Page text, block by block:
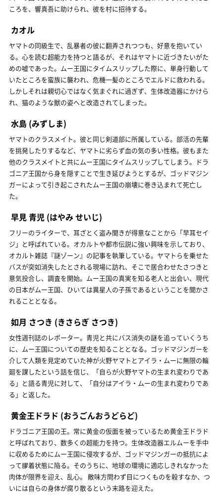
ころを、響真吾に助けられ、彼を村に招待する。
カオル
ヤマトの同級生で、乱暴者の彼に翻弄されつつも、好意を抱いてい
る。心を読む超能力を持つと語るが、それはヤマトに近づきたいがた
めの嘘であった。ムー王国にタイムスリップした際に、単身行動して
いたところを蛮族に襲われ、危機一髪のところでエルドに救われる。
しかしそれは親切心ではなく気まぐれに過ぎず、生体改造器にかけら
れ、猫のような獣の姿へと改造されてしまった。
水島 (みずしま)
ヤマトのクラスメイト。彼と同じ剣道部に所属している。部活の先輩
を挑発したりするなど、ヤマトに劣らず血の気の多い性格。彼もまた
他のクラスメイトと共にムー王国にタイムスリップしてしまう。ドラ
ゴニア王国から身を隠すことで生き延びようとするが、ゴッドマジン
ガーによって引き起こされたムー王国の崩壊に巻き込まれて死亡し
た。
早見 青児 (はやみ せいじ)
フリーのライターで、耳ざとく盗み聞きが得意なことから「早耳セイ
ジ」と呼ばれている。オカルトや都市伝説に強い興味を示しており、
オカルト雑誌『謎ゾーン』の記事を執筆している。ヤマトらを乗せた
バスが突如消失したとされる現場に訪れ、そこで居合わせたさつきと
意気投合し、調査を開始。ムー王国の真実を知る老人と出会い、現代
の日本がムー王国、ひいては異星人の子孫であるということを聞かさ
れることとなる。
如月 さつき (きさらぎ さつき)
女性週刊誌のレポーター。青児と共にバス消失の謎を追っていくうち
に、ムー王国についての歴史を知ることとなる。ゴッドマジンガーを
介して人類を見定めていた神が火野ヤマトとアイラ・ムーに無限の輪
廻を課したという話を信じ、「自らが火野ヤマトの生まれ変わりであ
る」と語る青児に対して、「自分はアイラ・ムーの生まれ変わりであ
る」と返した。
黄金王ドラド (おうごんおうどらど)
ドラゴニア王国の王。常に黄金の仮面を被っているため黄金王ドラド
と呼ばれており、数多くの超能力を持つ。生体改造器エルムーを手中
に収めるためにムー王国に侵攻するが、ゴッドマジンガーの抵抗によ
って膠着状態に陥る。そのうちに、地球の環境に適応しきれなかった
肉体が限界を迎え、乱心。 敵味方問わず目につくものを殺すなか、つ
いには自らの身体が腐り散るという末路を迎えた。